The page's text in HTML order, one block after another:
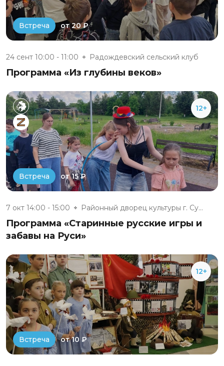
Встреча от 20 ₽
24 сент 10:00 - 11:00 Радождевский сельский клуб
Программа «Из глубины веков»
12+
Встреча от 15 ₽
7 окт 14:00 - 15:00 Районный дворец культуры г. Су...
Программа «Старинные русские игры и
забавы на Руси»
12+
Встреча от 10 ₽